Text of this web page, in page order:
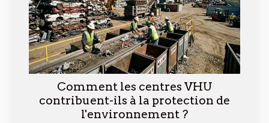
Comment les centres VHU
contribuent-ils à la protection de
l'environnement ?